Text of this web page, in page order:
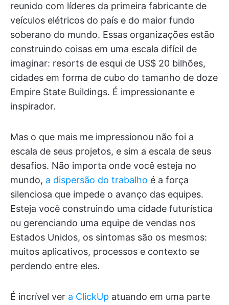
reunido com líderes da primeira fabricante de
veículos elétricos do país e do maior fundo
soberano do mundo. Essas organizações estão
construindo coisas em uma escala difícil de
imaginar: resorts de esqui de US$ 20 bilhões,
cidades em forma de cubo do tamanho de doze
Empire State Buildings. É impressionante e
inspirador.
Mas o que mais me impressionou não foi a
escala de seus projetos, e sim a escala de seus
desafios. Não importa onde você esteja no
mundo, a dispersão do trabalho é a força
silenciosa que impede o avanço das equipes.
Esteja você construindo uma cidade futurística
ou gerenciando uma equipe de vendas nos
Estados Unidos, os sintomas são os mesmos:
muitos aplicativos, processos e contexto se
perdendo entre eles.
É incrível ver a ClickUp atuando em uma parte